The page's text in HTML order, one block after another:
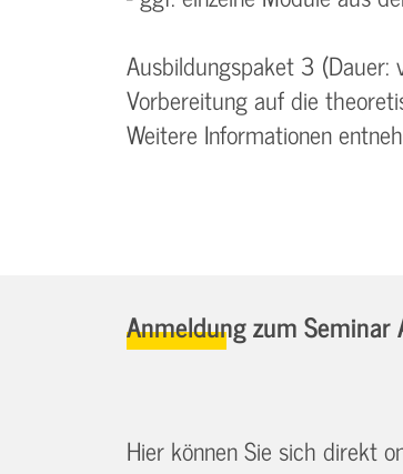
Ausbildungspaket 3 (Dauer:
Vorbereitung auf die
Weitere Informationen
Anmeldung zum
Hier können Sie sich direkt